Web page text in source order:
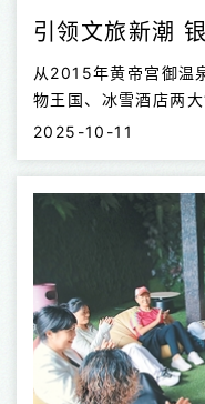
引领文旅新潮
从2015年黄帝宫御温
物王国、冰雪酒店两
在郑州新密构建起一
地，圈粉并引流众多
南本土成长起来的“中
2025-10-11